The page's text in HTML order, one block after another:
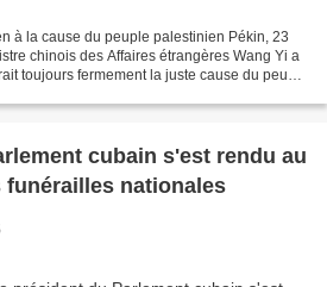
à la cause du peuple palestinien Pékin, 23
chinois des Affaires étrangères Wang Yi a
toujours fermement la juste cause du peuple
cubain s'est rendu au
funérailles nationales